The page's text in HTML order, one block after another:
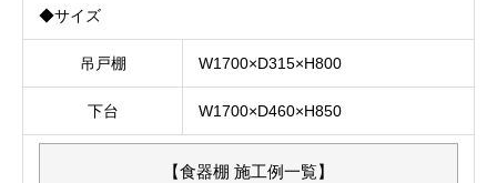
◆サイズ
吊戸棚 W1700×D315×H800
下台 W1700×D460×H850
【食器棚 施工例一覧】